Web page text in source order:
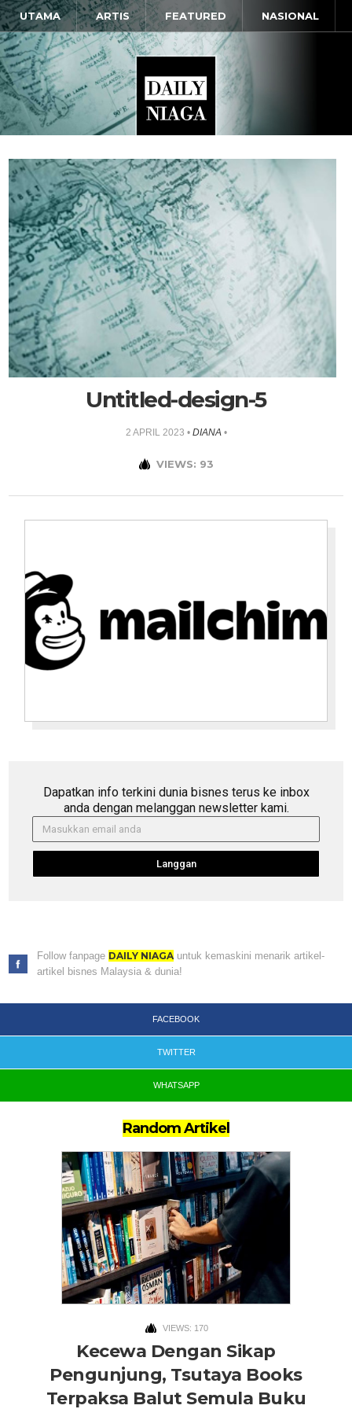
UTAMA ARTIS FEATURED NASIONAL
Untitled-design-5
2 APRIL 2023 • DIANA•
VIEWS: 93
Dapatkan info terkini dunia bisnes terus ke inbox
anda dengan melanggan newsletter kami.
Langgan
Follow fanpage DAILY NIAGAuntuk kemaskini menarik artikel-
artikel bisnes Malaysia & dunia!
FACEBOOK
TWITTER
WHATSAPP
Random Artikel
VIEWS: 170
Kecewa Dengan Sikap
Pengunjung, Tsutaya Books
Terpaksa Balut Semula Buku